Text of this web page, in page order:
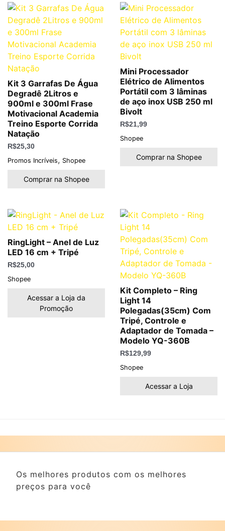
Kit 3 Garrafas De Água
Degradê 2Litros e
900ml e 300ml Frase
Motivacional Academia
Treino Esporte Corrida
Natação
R$25,30
Promos Incríveis, Shopee
Comprar na Shopee
Mini Processador
Elétrico de Alimentos
Portátil com 3 lâminas
de aço inox USB 250 ml
Bivolt
R$21,99
Shopee
Comprar na Shopee
RingLight – Anel de Luz
LED 16 cm + Tripé
R$25,00
Shopee
Acessar a Loja da
Promoção
Kit Completo – Ring
Light 14
Polegadas(35cm) Com
Tripé, Controle e
Adaptador de Tomada –
Modelo YQ-360B
R$129,99
Shopee
Acessar a Loja
Os melhores produtos com os melhores
preços para você